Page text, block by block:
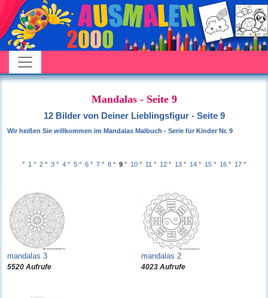
Mandalas - Seite 9
12 Bilder von Deiner Lieblingsfigur - Seite 9
Wir heißen Sie willkommen im Mandalas Malbuch - Serie für Kinder Nr. 9
° 1 ° 2 ° 3 ° 4 ° 5 ° 6 ° 7 ° 8 ° 9 ° 10 ° 11 ° 12 ° 13 ° 14 ° 15 ° 16 ° 17 °
mandalas 3
5520 Aufrufe
mandalas 2
4023 Aufrufe